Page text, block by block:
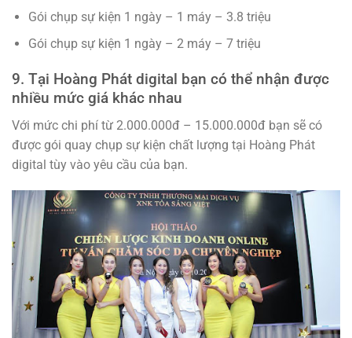
Gói chụp sự kiện 1 ngày – 1 máy – 3.8 triệu
Gói chụp sự kiện 1 ngày – 2 máy – 7 triệu
9. Tại Hoàng Phát digital bạn có thể nhận được
nhiều mức giá khác nhau
Với mức chi phí từ 2.000.000đ – 15.000.000đ bạn sẽ có
được gói quay chụp sự kiện chất lượng tại Hoàng Phát
digital tùy vào yêu cầu của bạn.